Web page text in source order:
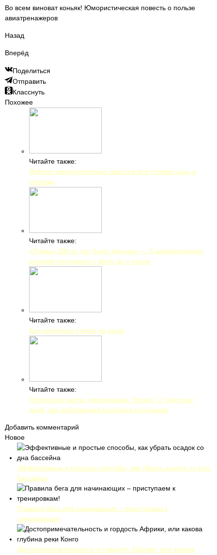
Во всем виноват коньяк! Юмористическая повесть о пользе
авиатренажеров
Назад
Вперёд
Поделиться
Отправить
Класснуть
Похожее
Читайте также:
Рейтинг аккумуляторных насосов для полива сада и
огорода
Читайте также:
«Я вешу 300 кг: что было дальше» — 5 драматических
историй похудения с фото до и после
Читайте также:
Как научиться стоять на руках
Читайте также:
Полосатая диета: чередование “белых” и “цветных”
дней, как действенная методика похудения
Добавить комментарий
Новое
Эффективные и простые способы, как убрать осадок со дна
бассейна
Правила бега для начинающих – приступаем к
тренировкам!
Достопримечательность и гордость Африки, или какова